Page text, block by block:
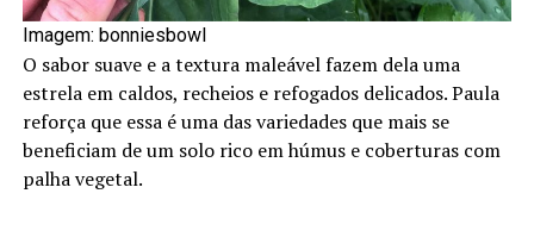
Imagem: bonniesbowl
O sabor suave e a textura maleável fazem dela uma
estrela em caldos, recheios e refogados delicados. Paula
reforça que essa é uma das variedades que mais se
beneficiam de um solo rico em húmus e coberturas com
palha vegetal.